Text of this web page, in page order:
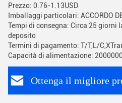
Prezzo: 0.76-1.13USD
Imballaggi particolari: ACCORDO
Tempi di consegna: Circa 25 giorni
deposito
Termini di pagamento: T/T,L/
Capacità di alimentazione:
Ottenga il migliore